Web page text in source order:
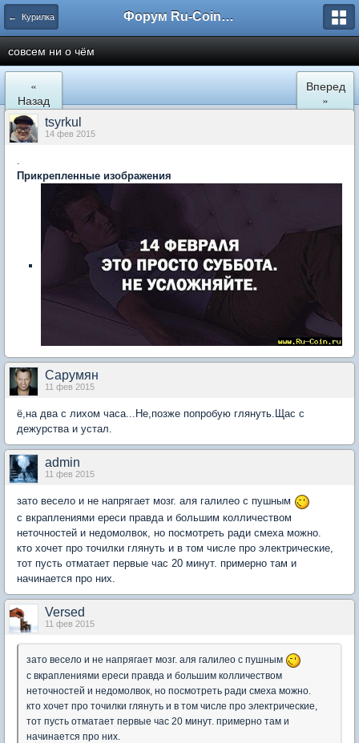
← Курилка Форум Ru-Coin.ru
совсем ни о чём
«
Назад
Вперед
»
tsyrkul
14 фев 2015
.
Прикрепленные изображения
Сарумян
11 фев 2015
ё,на два с лихом часа...Не,позже попробую глянуть.Щас с
дежурства и устал.
admin
11 фев 2015
зато весело и не напрягает мозг. аля галилео с пушным
с вкраплениями ереси правда и большим колличеством
неточностей и недомолвок, но посмотреть ради смеха можно.
кто хочет про точилки глянуть и в том числе про электрические,
тот пусть отматает первые час 20 минут. примерно там и
начинается про них.
Versed
11 фев 2015
зато весело и не напрягает мозг. аля галилео с пушным
с вкраплениями ереси правда и большим колличеством
неточностей и недомолвок, но посмотреть ради смеха можно.
кто хочет про точилки глянуть и в том числе про электрические,
тот пусть отматает первые час 20 минут. примерно там и
начинается про них.